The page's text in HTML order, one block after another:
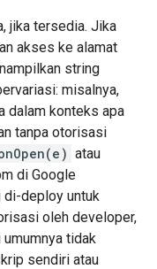
jika tersedia. Jika
akses ke alamat
string
misalnya,
dalam konteks apa
tanpa otorisasi
atau
di Google
di-deploy untuk
oleh developer,
umumnya tidak
sendiri atau